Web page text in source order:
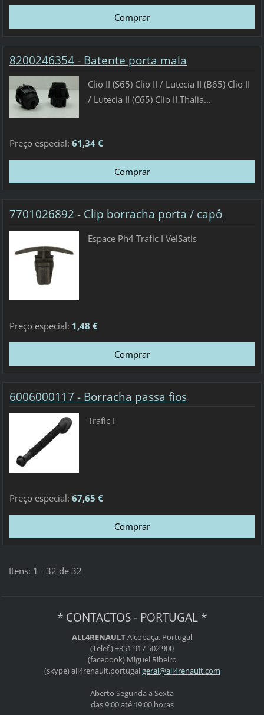
8200246354 - Batente porta mala
Clio II (S65) Clio II / Lutecia II (B65) Clio II
/ Lutecia II (C65) Clio II Thalia...
Preço especial: 61,34 €
7701026892 - Clip borracha porta / capô
Espace Ph4 Trafic I VelSatis
Preço especial: 1,48 €
6006000117 - Borracha passa fios
Trafic I
Preço especial: 67,65 €
Itens: 1 - 32 de 32
* CONTACTOS - PORTUGAL *
ALL4RENAULTAlcobaça, Portugal
(Telef.) +351 917 502 900
(facebook) Miguel Ribeiro
(skype) all4renault.portugal geral@all4renault.com
Aberto Segunda a Sexta
das 9:00 até 19:00 horas